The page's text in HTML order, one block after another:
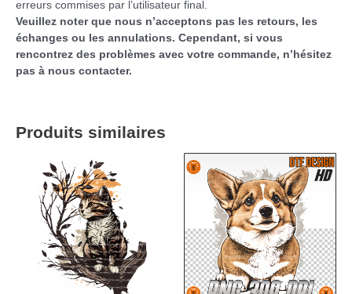
erreurs commises par l’utilisateur final.
Veuillez noter que nous n’acceptons pas les retours, les
échanges ou les annulations. Cependant, si vous
rencontrez des problèmes avec votre commande, n’hésitez
pas à nous contacter.
Produits similaires